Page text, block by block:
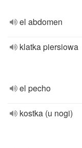
el abdomen
klatka piersiowa
el pecho
kostka (u nogi)